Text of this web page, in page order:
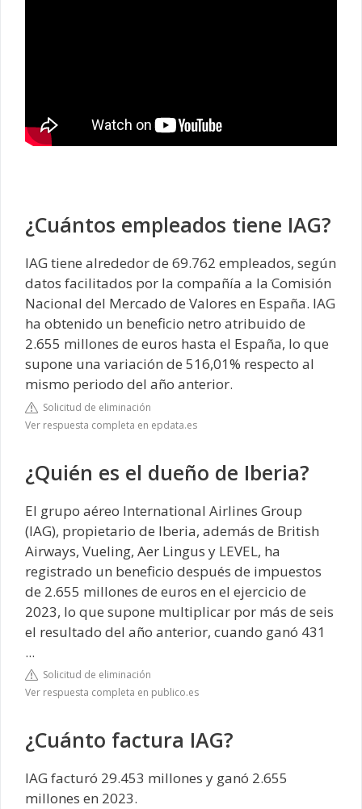
¿Cuántos empleados tiene IAG?
IAG tiene alrededor de 69.762 empleados, según
datos facilitados por la compañía a la Comisión
Nacional del Mercado de Valores en España. IAG
ha obtenido un beneficio netro atribuido de
2.655 millones de euros hasta el España, lo que
supone una variación de 516,01% respecto al
mismo periodo del año anterior.
Solicitud de eliminación
Ver respuesta completa en epdata.es
¿Quién es el dueño de Iberia?
El grupo aéreo International Airlines Group
(IAG), propietario de Iberia, además de British
Airways, Vueling, Aer Lingus y LEVEL, ha
registrado un beneficio después de impuestos
de 2.655 millones de euros en el ejercicio de
2023, lo que supone multiplicar por más de seis
el resultado del año anterior, cuando ganó 431
...
Solicitud de eliminación
Ver respuesta completa en publico.es
¿Cuánto factura IAG?
IAG facturó 29.453 millones y ganó 2.655
millones en 2023.